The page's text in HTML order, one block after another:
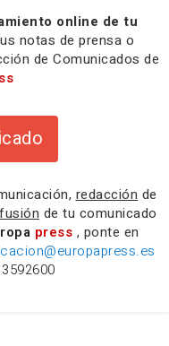
online de tu
notas de prensa o
de Comunicados de
redacción de
de tu comunicado
press , ponte en